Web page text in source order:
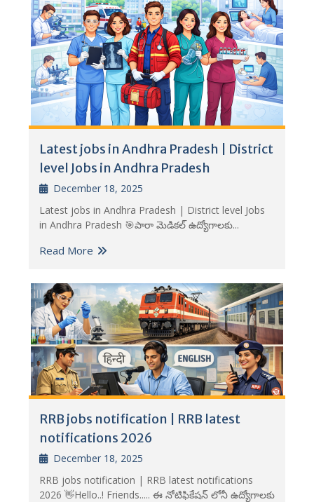
Latest jobs in Andhra Pradesh | District
level Jobs in Andhra Pradesh
December 18, 2025
Latest jobs in Andhra Pradesh | District level Jobs
in Andhra Pradesh 🎯పారా మెడికల్ ఉద్యోగాలకు...
Read More
RRB jobs notification | RRB latest
notifications 2026
December 18, 2025
RRB jobs notification | RRB latest notifications
2026 👋Hello..! Friends..... ఈ నోటిఫికేషన్ లోనీ ఉద్యోగాలకు